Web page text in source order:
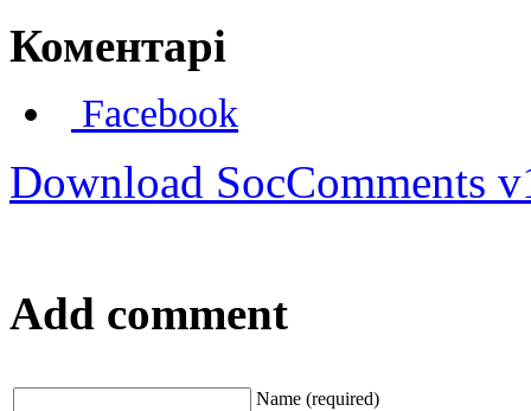
Коментарі
Facebook
Download SocComments
Add comment
Name (required)